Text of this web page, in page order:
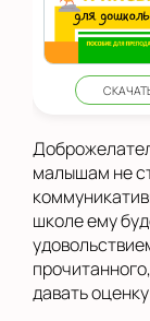
малышам не
школе ему
давать